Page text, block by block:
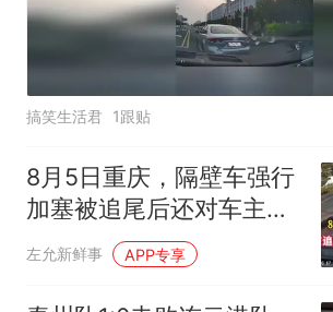
搞笑生活君 1跟贴
8月5日重庆，隔壁车强行
加塞被追尾后还对车主出
言不逊
左允新鲜事 APP专享